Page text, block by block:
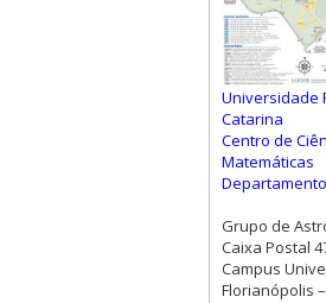
Universidade
Catarina
Centro de
Matemáticas
Grupo de
Caixa Postal
Campus
Florianópolis –